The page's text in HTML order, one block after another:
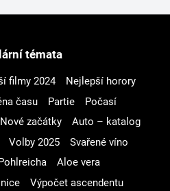
témata
filmy 2024
Nejlepší horory
času Partie
Počasí
začátky
Auto – katalog
Volby 2025
Svařené víno
Aloe vera
Výpočet ascendentu